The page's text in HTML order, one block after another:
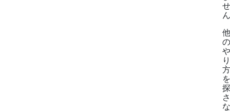
せ
他
の
や
り
方
を
探
さ
な